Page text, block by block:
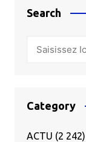
Search
Category
ACTU (2 242)